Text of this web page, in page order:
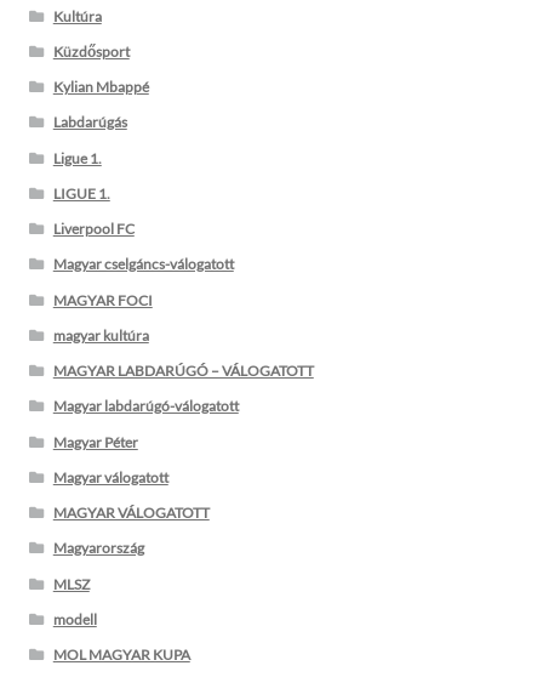
Kultúra
Küzdősport
Kylian Mbappé
Labdarúgás
Ligue 1.
LIGUE 1.
Liverpool FC
Magyar cselgáncs-válogatott
MAGYAR FOCI
magyar kultúra
MAGYAR LABDARÚGÓ – VÁLOGATOTT
Magyar labdarúgó-válogatott
Magyar Péter
Magyar válogatott
MAGYAR VÁLOGATOTT
Magyarország
MLSZ
modell
MOL MAGYAR KUPA